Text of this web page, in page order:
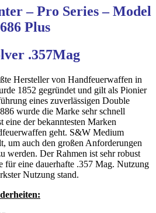
– Pro Series – Model
686 Plus
.357Mag
Hersteller von Handfeuerwaffen in
1852 gegründet und gilt als Pionier
eines zuverlässigen Double
wurde die Marke sehr schnell
eine der bekanntesten Marken
geht. S&W Medium
um auch den großen Anforderungen
werden. Der Rahmen ist sehr robust
für eine dauerhafte .357 Mag. Nutzung
Nutzung stand.